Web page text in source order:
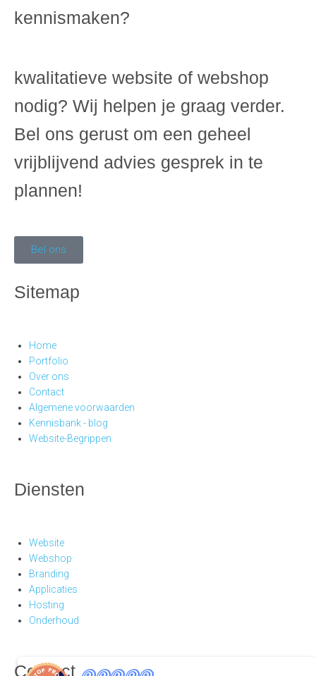
kennismaken?
kwalitatieve website of webshop
nodig? Wij helpen je graag verder.
Bel ons gerust om een geheel
vrijblijvend advies gesprek in te
plannen!
Bel ons
Sitemap
Home
Portfolio
Over ons
Contact
Algemene voorwaarden
Kennisbank - blog
Website-Begrippen
Diensten
Website
Webshop
Branding
Applicaties
Hosting
Onderhoud
Contact